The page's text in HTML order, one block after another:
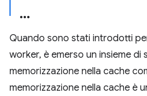
Quando sono stati introdotti
worker, è emerso un insieme di
memorizzazione nella cache
memorizzazione nella cache è